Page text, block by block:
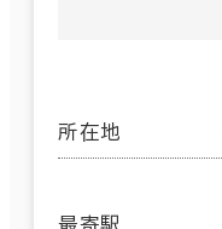
所在地
最寄駅